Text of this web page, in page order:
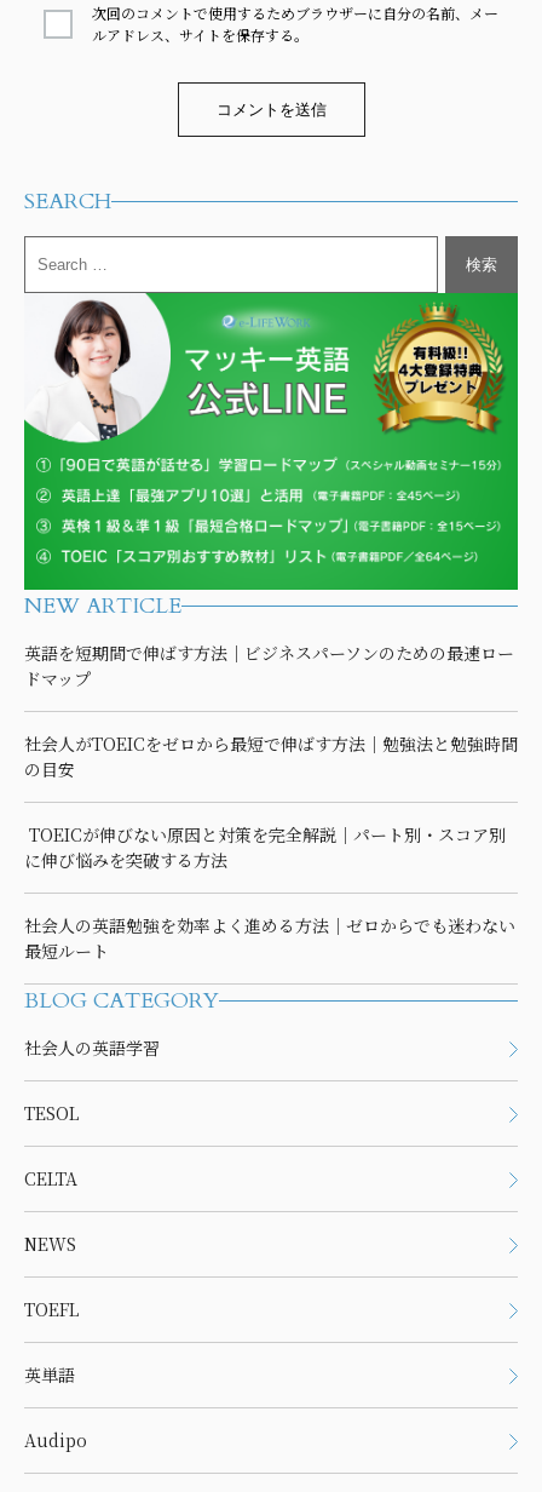
次回のコメントで使用するためブラウザーに自分の名前、メー
ルアドレス、サイトを保存する。
SEARCH
NEW ARTICLE
英語を短期間で伸ばす方法｜ビジネスパーソンのための最速ロー
ドマップ
社会人がTOEICをゼロから最短で伸ばす方法｜勉強法と勉強時間
の目安
TOEICが伸びない原因と対策を完全解説｜パート別・スコア別
に伸び悩みを突破する方法
社会人の英語勉強を効率よく進める方法｜ゼロからでも迷わない
最短ルート
BLOG CATEGORY
社会人の英語学習
TESOL
CELTA
NEWS
TOEFL
英単語
Audipo